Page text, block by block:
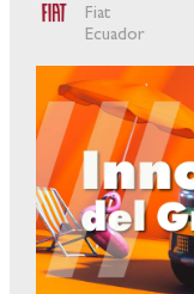
Fiat
Ecuador